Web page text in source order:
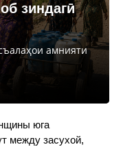
зиндагӣ
амнияти
юга
между засухой,